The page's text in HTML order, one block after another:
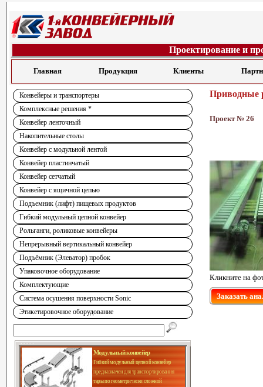
Проектирование и
Главная Продукция Клиенты
Конвейеры и транспортеры
Комплексные решения *
Конвейер ленточный
Накопительные столы
Конвейер с модульной лентой
Конвейер пластинчатый
Конвейер сетчатый
Конвейер с ящичной цепью
Подъемник (лифт) пищевых продуктов
Гибкий модульный цепной конвейер
Рольганги, роликовые конвейеры
Непрерывный вертикальный конвейер
Подъёмник (Элеватор) пробок
Упаковочное оборудование
Комплектующие
Система осушения поверхности Sonic
Этикетировочное оборудование
Модульный конвейер
Гибкий модульный цепной конвейер
предназначен для транспортирования
тары по геометрически сложной
Приводные
Проект № 26
Кликните на
Заказать